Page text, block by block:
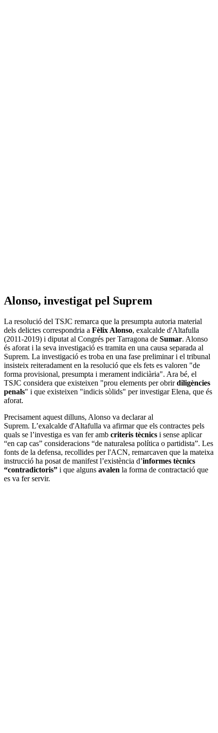
Alonso, investigat pel Suprem
La resolució del TSJC remarca que la presumpta autoria material
dels delictes correspondria a Fèlix Alonso, exalcalde d'Altafulla
(2011-2019) i diputat al Congrés per Tarragona de Sumar. Alonso
és aforat i la seva investigació es tramita en una causa separada al
Suprem. La investigació es troba en una fase preliminar i el tribunal
insisteix reiteradament en la resolució que els fets es valoren "de
forma provisional, presumpta i merament indiciària". Ara bé, el
TSJC considera que existeixen "prou elements per obrirdiligències
penals" i que existeixen "indicis sòlids" per investigar Elena, que és
aforat.
Precisament aquest dilluns, Alonso va declarar al
Suprem. L’exalcalde d'Altafulla va afirmar que els contractes pels
quals se l’investiga es van fer amb criteris tècnics i sense aplicar
“en cap cas” consideracions “de naturalesa política o partidista”. Les
fonts de la defensa, recollides per l'ACN, remarcaven que la mateixa
instrucció ha posat de manifest l’existència d’informes tècnics
“contradictoris” i que alguns avalen la forma de contractació que
es va fer servir.